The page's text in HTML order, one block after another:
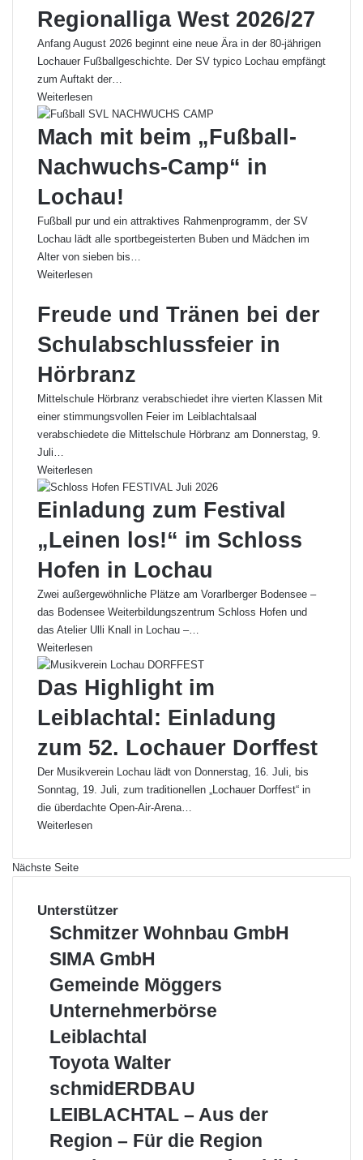
Regionalliga West 2026/27
Anfang August 2026 beginnt eine neue Ära in der 80-jährigen
Lochauer Fußballgeschichte. Der SV typico Lochau empfängt
zum Auftakt der…
Weiterlesen
Mach mit beim „Fußball-
Nachwuchs-Camp“ in
Lochau!
Fußball pur und ein attraktives Rahmenprogramm, der SV
Lochau lädt alle sportbegeisterten Buben und Mädchen im
Alter von sieben bis…
Weiterlesen
Freude und Tränen bei der
Schulabschlussfeier in
Hörbranz
Mittelschule Hörbranz verabschiedet ihre vierten Klassen Mit
einer stimmungsvollen Feier im Leiblachtalsaal
verabschiedete die Mittelschule Hörbranz am Donnerstag, 9.
Juli…
Weiterlesen
Einladung zum Festival
„Leinen los!“ im Schloss
Hofen in Lochau
Zwei außergewöhnliche Plätze am Vorarlberger Bodensee –
das Bodensee Weiterbildungszentrum Schloss Hofen und
das Atelier Ulli Knall in Lochau –…
Weiterlesen
Das Highlight im
Leiblachtal: Einladung
zum 52. Lochauer Dorffest
Der Musikverein Lochau lädt von Donnerstag, 16. Juli, bis
Sonntag, 19. Juli, zum traditionellen „Lochauer Dorffest“ in
die überdachte Open-Air-Arena…
Weiterlesen
Nächste Seite
Unterstützer
S
h
m
t
z
W
o
h
n
b
Schmitzer Wohnbau GmbH
S
M
A
m
b
SIMA GmbH
G
m
e
d
M
ö
g
Gemeinde Möggers
U
t
e
n
e
m
Unternehmerbörse
Leiblachtal
T
y
o
a
Toyota Walter
s
h
m
schmidERDBAU
LEIBLACHTAL – Aus der
Region – Für die Region